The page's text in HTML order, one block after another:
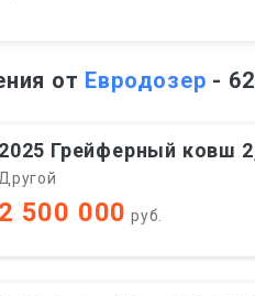
от Евродозер -
2025 Грейферный ковш
Другой
2 500 000 руб.